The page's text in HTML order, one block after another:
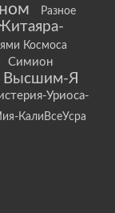
Разное
Космоса
Симион
Высшим-Я
Уриоса-
КалиВсеУсра